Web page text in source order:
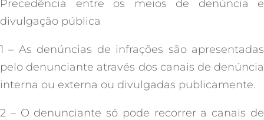
Precedência entre os meios de denúncia e
divulgação pública
1 – As denúncias de infrações são apresentadas
pelo denunciante através dos canais de denúncia
interna ou externa ou divulgadas publicamente.
2 – O denunciante só pode recorrer a canais de